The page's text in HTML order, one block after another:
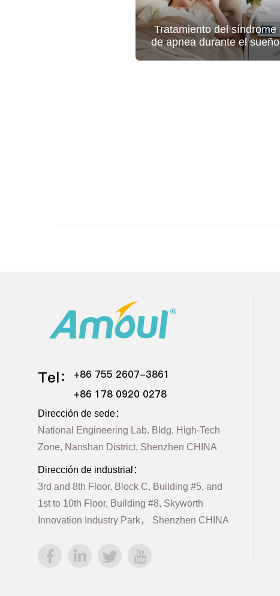
Tratamiento del síndrome
de apnea durante el sueño
Tel：
+86 755 2607-3861
+86 178 0920 0278
Dirección de sede：
National Engineering Lab. Bldg, High-Tech
Zone, Nanshan District, Shenzhen CHINA
Dirección de industrial：
3rd and 8th Floor, Block C, Building #5, and
1st to 10th Floor, Building #8, Skyworth
Innovation Industry Park， Shenzhen CHINA